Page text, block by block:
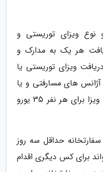
نوع ویزای توریستی و
هر یک به مدارک و
ویزای توریستی یا
آژانس های مسارفتی و یا
خود انجام دهید. هزینه این نوع ویزا برای هر نفر 35 یورو
حداقل سه روز
برای کس دیگری اقدام